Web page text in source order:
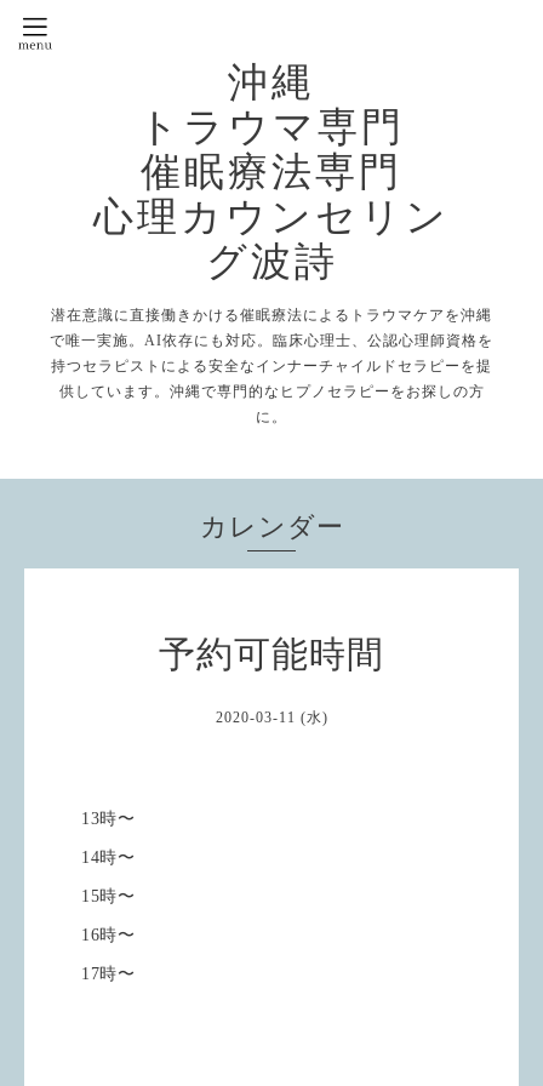
沖縄
トラウマ専門
催眠療法専門
心理カウンセリン
グ波詩
潜在意識に直接働きかける催眠療法によるトラウマケアを沖縄
で唯一実施。AI依存にも対応。臨床心理士、公認心理師資格を
持つセラピストによる安全なインナーチャイルドセラピーを提
供しています。沖縄で専門的なヒプノセラピーをお探しの方
に。
カレンダー
予約可能時間
2020-03-11 (水)
13時〜
14時〜
15時〜
16時〜
17時〜